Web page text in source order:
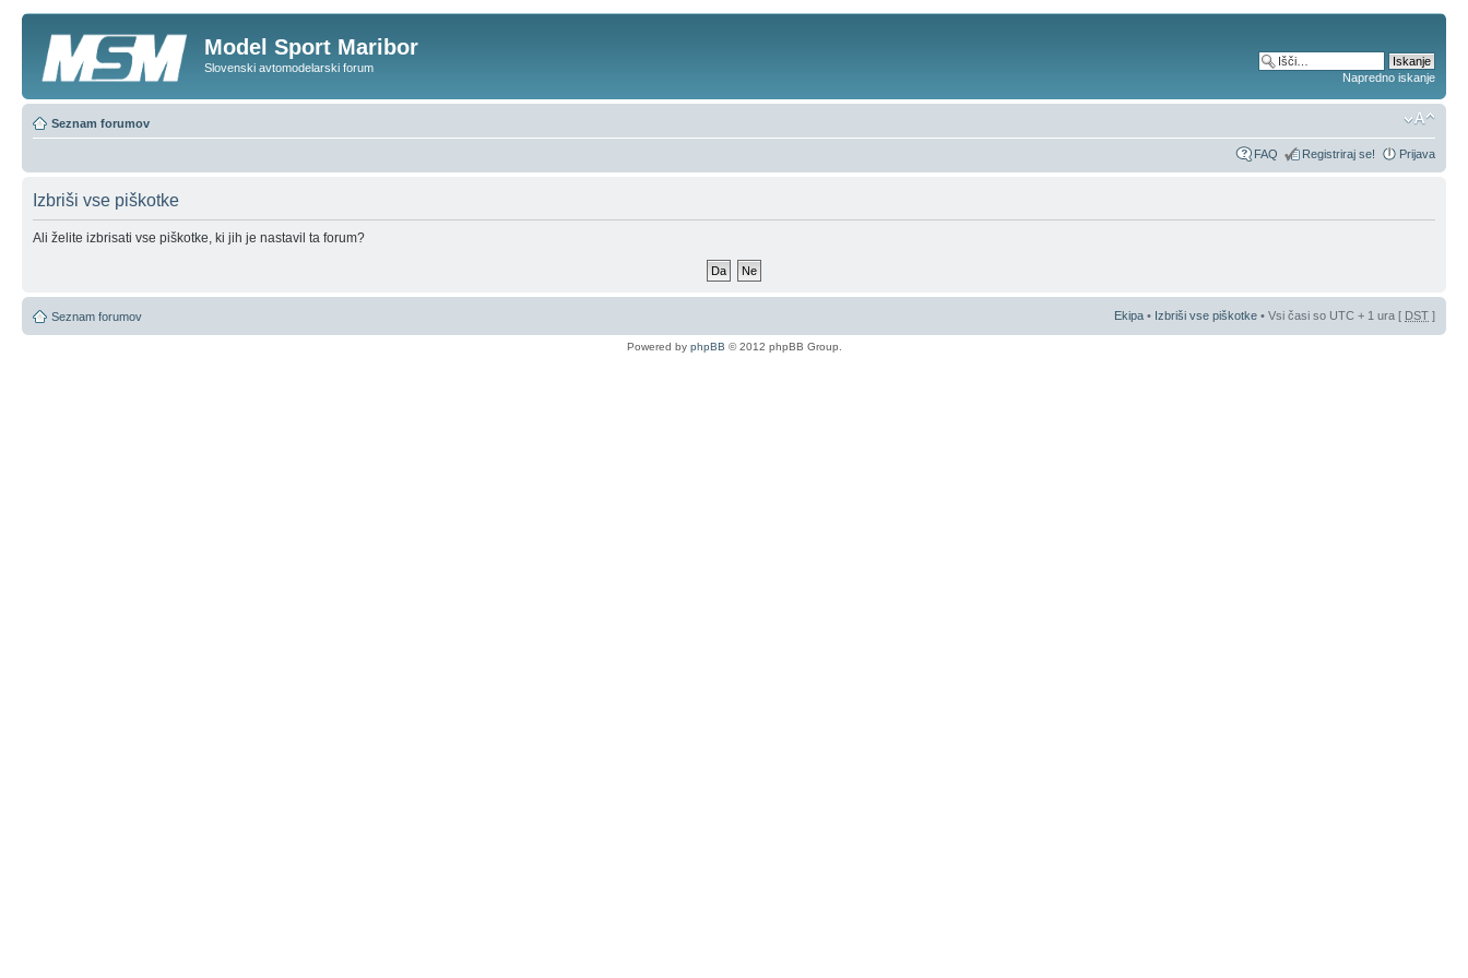
Model Sport Maribor
Slovenski avtomodelarski forum
Napredno iskanje
Seznam forumov
FAQ Registriraj se! Prijava
Izbriši vse piškotke
Ali želite izbrisati vse piškotke, ki jih je nastavil ta forum?
Seznam forumov Ekipa • Izbriši vse piškotke • Vsi časi so UTC + 1 ura [ DST ]
Powered by phpBB © 2012 phpBB Group.